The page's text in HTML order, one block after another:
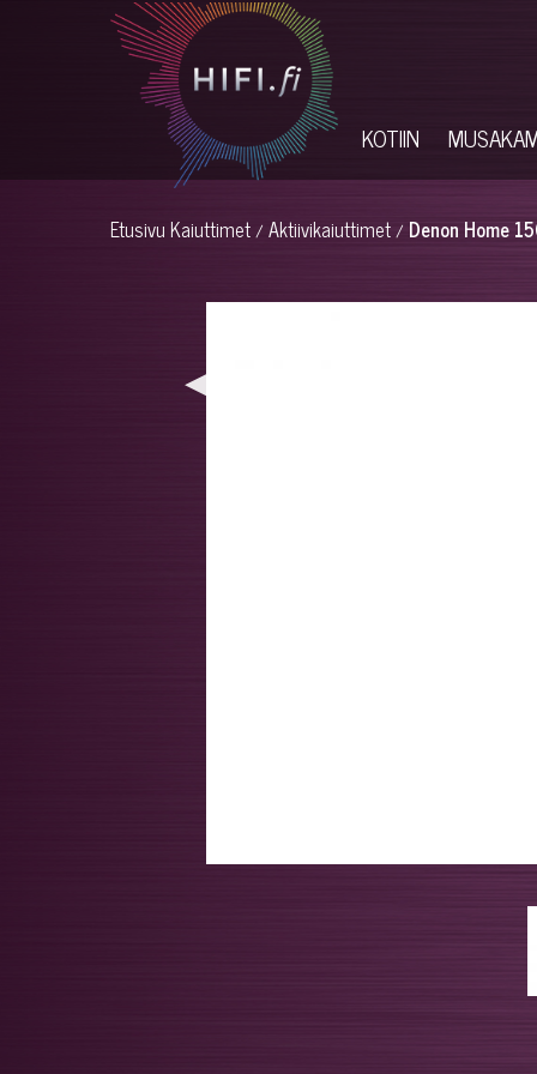
KOTIIN
EtusivuKaiuttimet/ Aktiivikaiuttimet/ Denon Home
◀